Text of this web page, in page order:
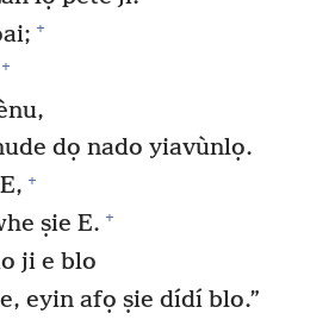
+
+
dọ nado yiavùnlọ.
+
ṣie E. +
ji e blo
eyin afọ ṣie dídí blo.”